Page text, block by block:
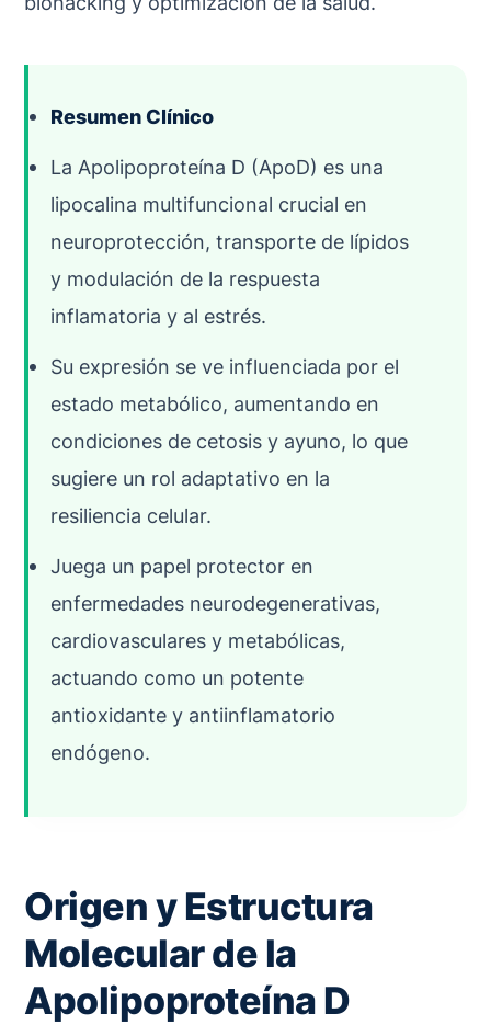
Resumen Clínico
La Apolipoproteína D (ApoD) es una
lipocalina multifuncional crucial en
neuroprotección, transporte de lípidos
y modulación de la respuesta
inflamatoria y al estrés.
Su expresión se ve influenciada por el
estado metabólico, aumentando en
condiciones de cetosis y ayuno, lo que
sugiere un rol adaptativo en la
resiliencia celular.
Juega un papel protector en
enfermedades neurodegenerativas,
cardiovasculares y metabólicas,
actuando como un potente
antioxidante y antiinflamatorio
endógeno.
Origen y Estructura
Molecular de la
Apolipoproteína D